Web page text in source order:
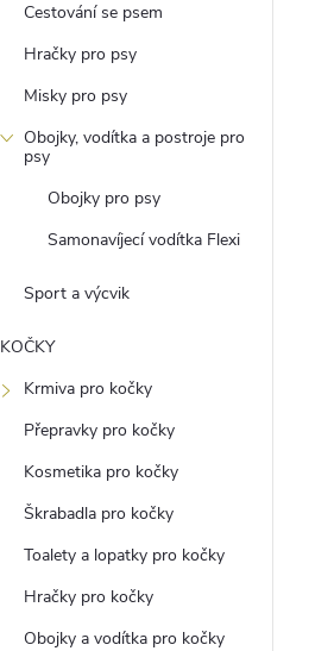
Cestování se psem
Hračky pro psy
Misky pro psy
Obojky, vodítka a postroje pro
psy
Obojky pro psy
Samonavíjecí vodítka Flexi
Sport a výcvik
KOČKY
Krmiva pro kočky
Přepravky pro kočky
Kosmetika pro kočky
Škrabadla pro kočky
Toalety a lopatky pro kočky
Hračky pro kočky
Obojky a vodítka pro kočky